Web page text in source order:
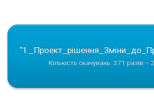
Кількість скачувань: 371 разів –